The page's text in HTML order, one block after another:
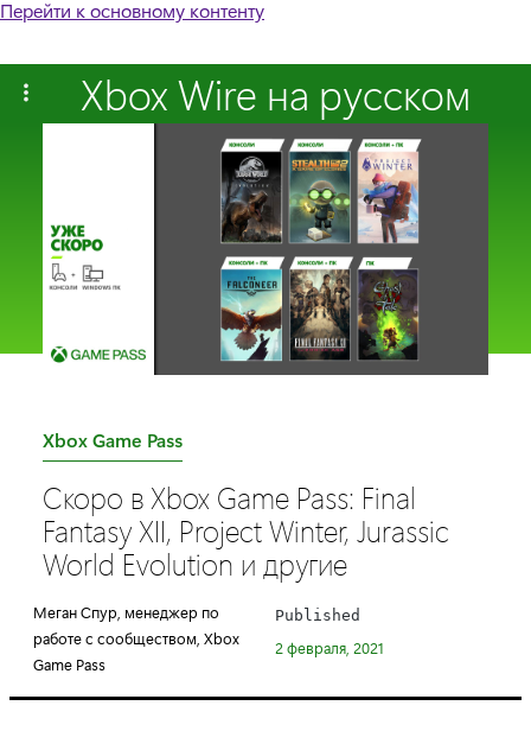
Перейти к основному контенту
Xbox Wire на русском
C
t
e
g
r
y
:
Xbox Game Pass
Скоро в Xbox Game Pass: Final
Fantasy XII, Project Winter, Jurassic
World Evolution и другие
Меган Спур, менеджер по
работе с сообществом, Xbox
Game Pass
Published
2 февраля, 2021